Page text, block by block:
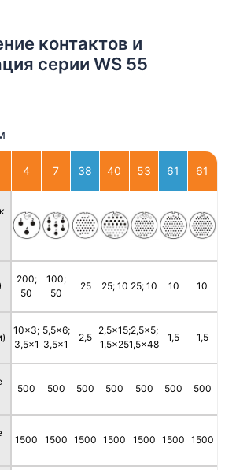
контактов и
серии WS 55
4
200;
50
10x3;
3,5x1
500
1500
7
100;
50
5,5x6;
3,5x1
500
1500
38
25
2,5
500
1500
40
25; 10
2,5x15;
1,5x25
500
1500
53
25; 10
2,5x5;
1,5x48
500
1500
61
10
1,5
500
1500
61
10
1,5
500
1500